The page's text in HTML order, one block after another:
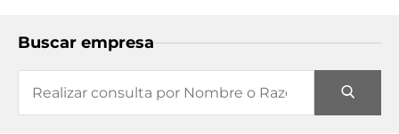
Buscar empresa